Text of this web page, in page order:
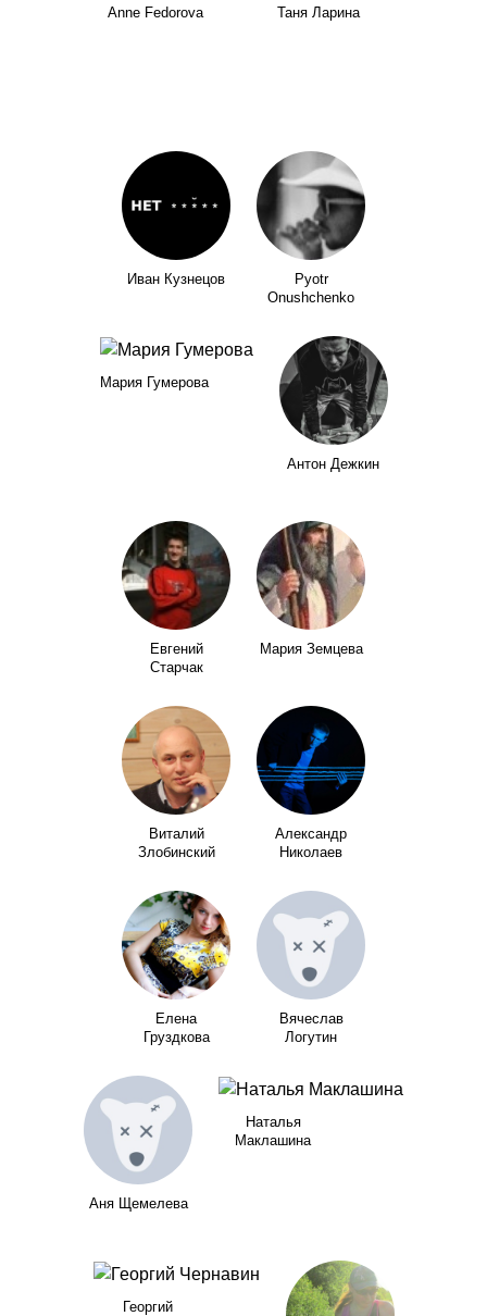
Anne Fedorova Таня Ларина
Иван Кузнецов
Pyotr
Onushchenko
Мария Гумерова
Антон Дежкин
Евгений
Старчак
Мария Земцева
Виталий
Злобинский
Александр
Николаев
Елена
Груздкова
Вячеслав
Логутин
Аня Щемелева
Наталья
Маклашина
Георгий